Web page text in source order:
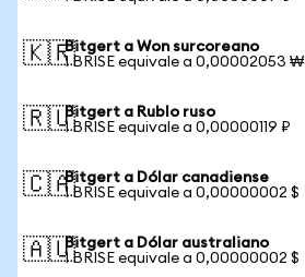
🇰🇷Bitgert a Won surcoreano
1 BRISE equivale a 0,00002053 ₩
🇷🇺Bitgert a Rublo ruso
1 BRISE equivale a 0,00000119 ₽
🇨🇦Bitgert a Dólar canadiense
1 BRISE equivale a 0,00000002 $
🇦🇺Bitgert a Dólar australiano
1 BRISE equivale a 0,00000002 $